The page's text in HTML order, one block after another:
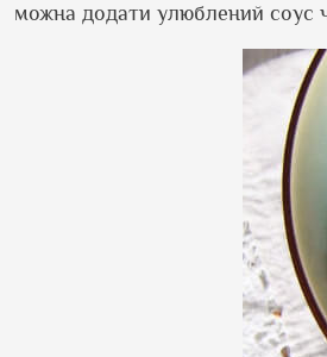
можна додати улюблений соус